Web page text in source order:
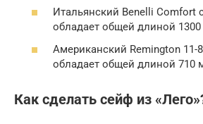
Итальянский Benelli Comfort
обладает общей длиной
Американский Remington
обладает общей длиной 710
Как сделать сейф из